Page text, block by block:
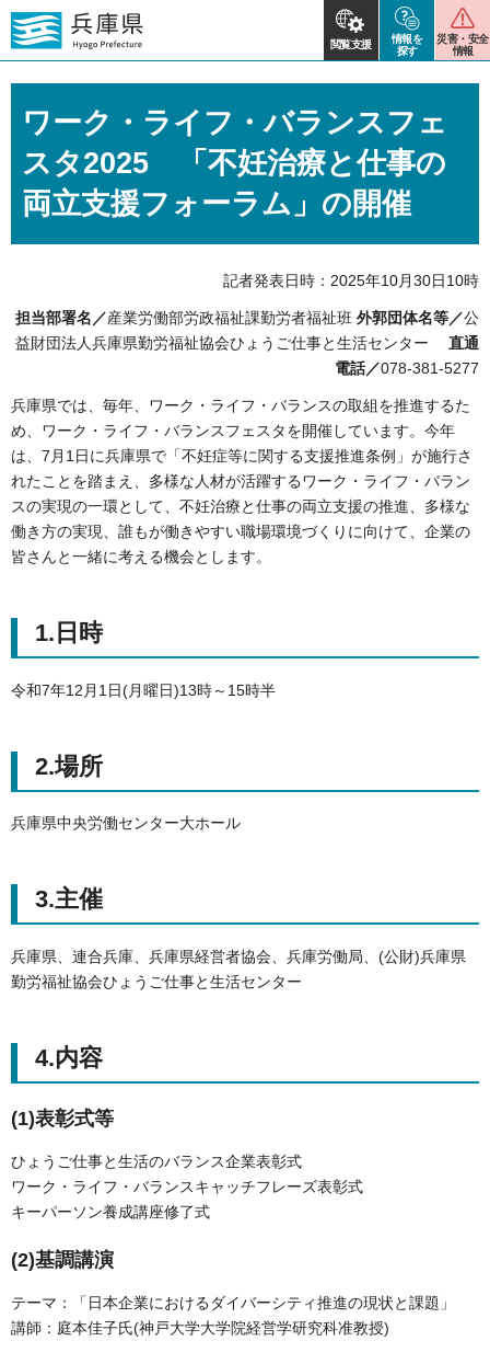
閲覧支援
情報を
探す
災害・安全
情報
ワーク・ライフ・バランスフェ
スタ2025 「不妊治療と仕事の
両立支援フォーラム」の開催
記者発表日時：2025年10月30日10時
担当部署名／産業労働部労政福祉課勤労者福祉班 外郭団体名等／公
益財団法人兵庫県勤労福祉協会ひょうご仕事と生活センター 直通
電話／078-381-5277
兵庫県では、毎年、ワーク・ライフ・バランスの取組を推進するた
め、ワーク・ライフ・バランスフェスタを開催しています。今年
は、7月1日に兵庫県で「不妊症等に関する支援推進条例」が施行さ
れたことを踏まえ、多様な人材が活躍するワーク・ライフ・バラン
スの実現の一環として、不妊治療と仕事の両立支援の推進、多様な
働き方の実現、誰もが働きやすい職場環境づくりに向けて、企業の
皆さんと一緒に考える機会とします。
1.日時
令和7年12月1日(月曜日)13時～15時半
2.場所
兵庫県中央労働センター大ホール
3.主催
兵庫県、連合兵庫、兵庫県経営者協会、兵庫労働局、(公財)兵庫県
勤労福祉協会ひょうご仕事と生活センター
4.内容
(1)表彰式等
ひょうご仕事と生活のバランス企業表彰式
ワーク・ライフ・バランスキャッチフレーズ表彰式
キーパーソン養成講座修了式
(2)基調講演
テーマ：「日本企業におけるダイバーシティ推進の現状と課題」
講師：庭本佳子氏(神戸大学大学院経営学研究科准教授)